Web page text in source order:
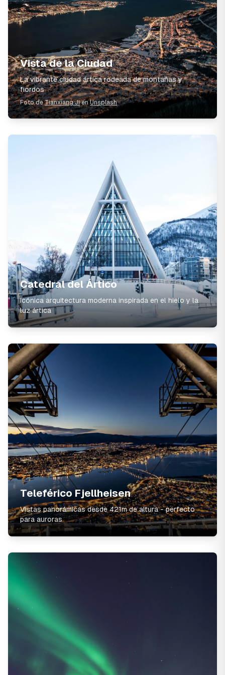
Vista de la Ciudad
La vibrante ciudad ártica rodeada de montañas y
fiordos
Foto deTianxiang JienUnsplash
Catedral del Ártico
Icónica arquitectura moderna inspirada en el hielo y la
luz ártica
Teleférico Fjellheisen
Vistas panorámicas desde 421m de altura - perfecto
para auroras